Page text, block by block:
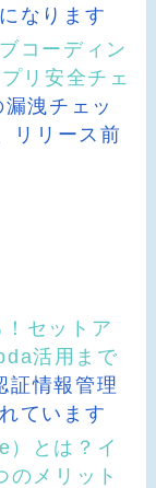
なります
コーディン
リ安全チェ
洩チェッ
リリース前
セットア
活用まで
証情報管理
ています
とは？イ
のメリット